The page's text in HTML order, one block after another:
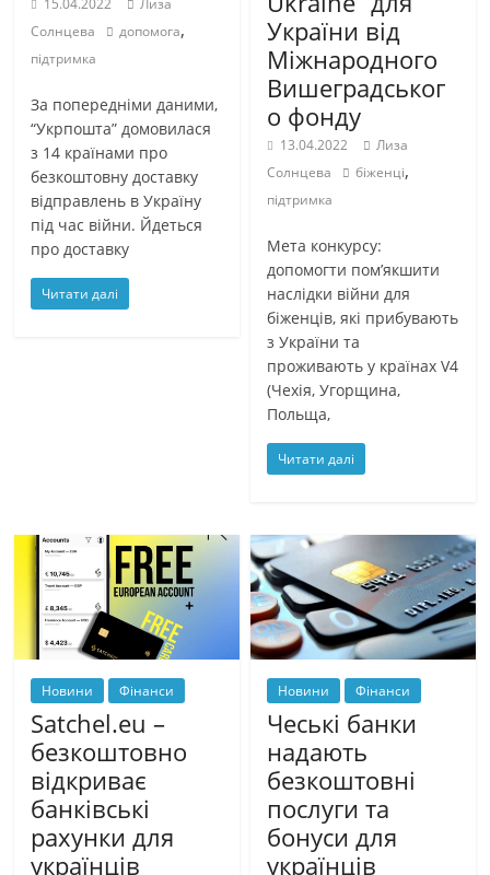
15.04.2022
Лиза
Солнцева
допомога,
підтримка
За попередніми даними,
“Укрпошта” домовилася
з 14 країнами про
безкоштовну доставку
відправлень в Україну
під час війни. Йдеться
про доставку
Читати далі
України від
Міжнародного
Вишеградськог
о фонду
13.04.2022
Лиза
Солнцева
біженці,
підтримка
Мета конкурсу:
допомогти пом’якшити
наслідки війни для
біженців, які прибувають
з України та
проживають у країнах V4
(Чехія, Угорщина,
Польща,
Читати далі
Новини Фінанси
Satchel.eu –
безкоштовно
відкриває
банківські
рахунки для
українців
Новини Фінанси
Чеські банки
надають
безкоштовні
послуги та
бонуси для
українців